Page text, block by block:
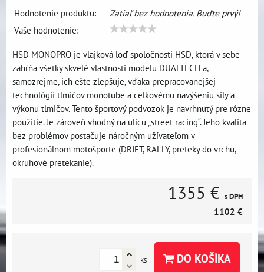
Hodnotenie produktu:
Zatiaľ bez hodnotenia. Buďte prvý!
Vaše hodnotenie:
HSD MONOPRO je vlajková loď spoločnosti HSD, ktorá v sebe
zahŕňa všetky skvelé vlastnosti modelu DUALTECH a,
samozrejme, ich ešte zlepšuje, vďaka prepracovanejšej
technológií tlmičov monotube a celkovému navýšeniu sily a
výkonu tlmičov. Tento športový podvozok je navrhnutý pre rôzne
použitie. Je zároveň vhodný na ulicu „street racing“. Jeho kvalita
bez problémov postačuje náročným užívateľom v
profesionálnom motošporte (DRIFT, RALLY, preteky do vrchu,
okruhové pretekanie).
1355 € s DPH
1102 €
ks DO KOŠÍKA